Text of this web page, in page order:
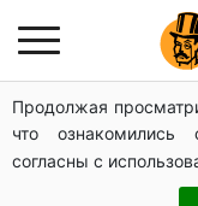
Продолжая
что
согласны с
Повністю гола
таких розмірів
Тому й виглядає
страв Алли